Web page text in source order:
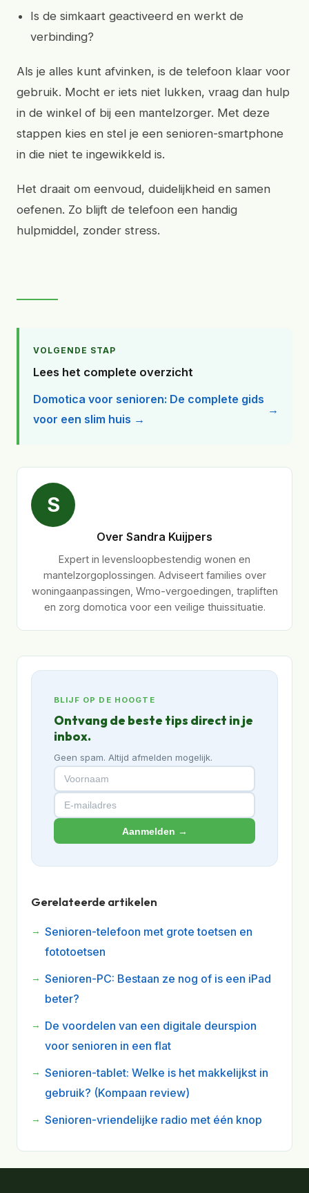
Is de simkaart geactiveerd en werkt de
verbinding?
Als je alles kunt afvinken, is de telefoon klaar voor
gebruik. Mocht er iets niet lukken, vraag dan hulp
in de winkel of bij een mantelzorger. Met deze
stappen kies en stel je een senioren-smartphone
in die niet te ingewikkeld is.
Het draait om eenvoud, duidelijkheid en samen
oefenen. Zo blijft de telefoon een handig
hulpmiddel, zonder stress.
VOLGENDE STAP
Lees het complete overzicht
Domotica voor senioren: De complete gids
voor een slim huis →
S
Over Sandra Kuijpers
Expert in levensloopbestendig wonen en
mantelzorgoplossingen. Adviseert families over
woningaanpassingen, Wmo-vergoedingen, trapliften
en zorg domotica voor een veilige thuissituatie.
BLIJF OP DE HOOGTE
Ontvang de beste tips direct in je
inbox.
Geen spam. Altijd afmelden mogelijk.
Aanmelden →
Gerelateerde artikelen
Senioren-telefoon met grote toetsen en
fototoetsen
Senioren-PC: Bestaan ze nog of is een iPad
beter?
De voordelen van een digitale deurspion
voor senioren in een flat
Senioren-tablet: Welke is het makkelijkst in
gebruik? (Kompaan review)
Senioren-vriendelijke radio met één knop